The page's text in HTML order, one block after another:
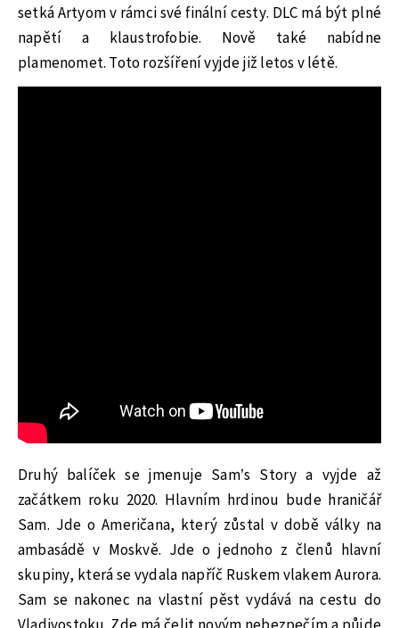
setká Artyom v rámci své finální cesty. DLC má být plné
napětí a klaustrofobie. Nově také nabídne
plamenomet. Toto rozšíření vyjde již letos v létě.
Druhý balíček se jmenuje Sam’s Story a vyjde až
začátkem roku 2020. Hlavním hrdinou bude hraničář
Sam. Jde o Američana, který zůstal v době války na
ambasádě v Moskvě. Jde o jednoho z členů hlavní
skupiny, která se vydala napříč Ruskem vlakem Aurora.
Sam se nakonec na vlastní pěst vydává na cestu do